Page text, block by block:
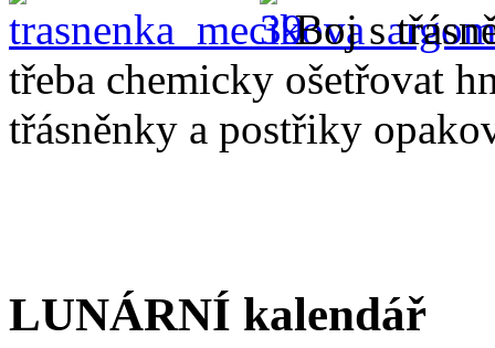
Boj s
třeba chemicky ošetřovat
třásněnky a postřiky
LUNÁRNÍ kalendář